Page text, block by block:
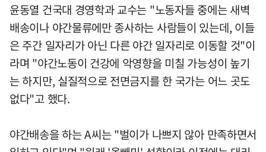
윤동열 건국대 경영학과 교수는 "노동자들 중에는 새벽
배송이나 야간물류에만 종사하는 사람들이 있는데, 이들
은 주간 일자리가 아닌 다른 야간 일자리로 이동할 것"이
라며 "야간노동이 건강에 악영향을 미칠 가능성이 높기
는 하지만, 실질적으로 전면금지를 한 국가는 어느 곳도
없다"고 했다.
야간배송을 하는 A씨는 "벌이가 나쁘지 않아 만족하면서